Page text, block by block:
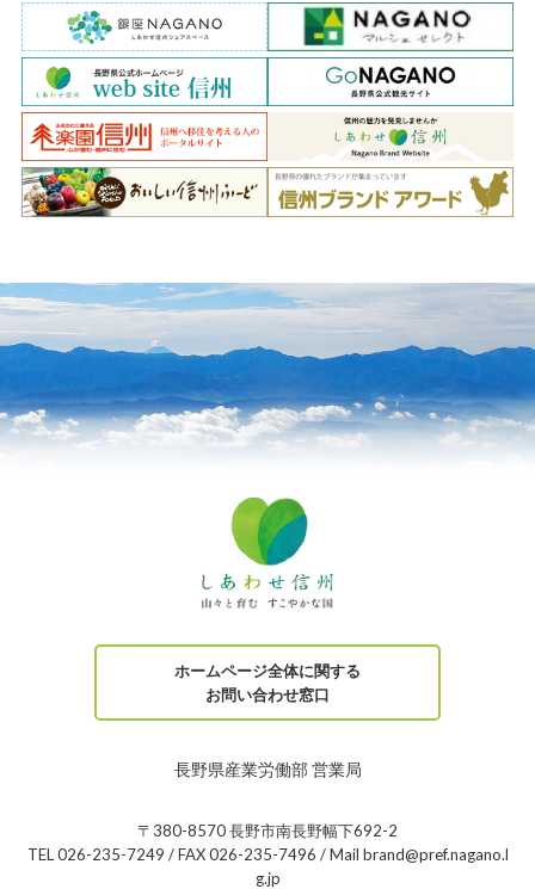
ホームページ全体に関する
お問い合わせ窓口
長野県産業労働部 営業局
〒380-8570 長野市南長野幅下692-2
TEL 026-235-7249 / FAX 026-235-7496 / Mail brand@pref.nagano.l
g.jp